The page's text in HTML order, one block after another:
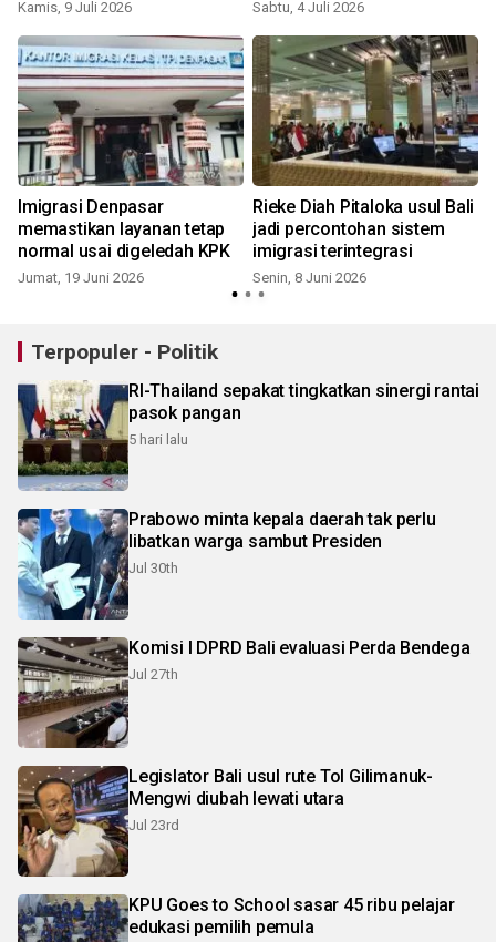
Kamis, 9 Juli 2026 Sabtu, 4 Juli 2026
Imigrasi Denpasar
memastikan layanan tetap
normal usai digeledah KPK
Jumat, 19 Juni 2026
Rieke Diah Pitaloka usul Bali
jadi percontohan sistem
imigrasi terintegrasi
Senin, 8 Juni 2026
Terpopuler - Politik
RI-Thailand sepakat tingkatkan sinergi rantai
pasok pangan
5 hari lalu
Prabowo minta kepala daerah tak perlu
libatkan warga sambut Presiden
Jul 30th
Komisi I DPRD Bali evaluasi Perda Bendega
Jul 27th
Legislator Bali usul rute Tol Gilimanuk-
Mengwi diubah lewati utara
Jul 23rd
KPU Goes to School sasar 45 ribu pelajar
edukasi pemilih pemula